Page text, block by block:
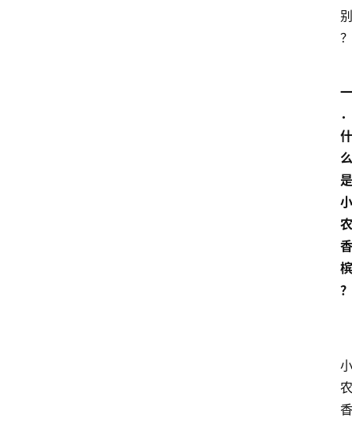
别
？
一
．
什
么
是
小
农
香
槟
？
小
农
香